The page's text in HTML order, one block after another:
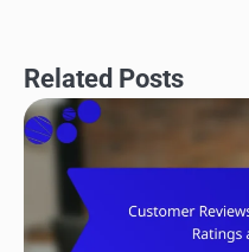
Related Posts